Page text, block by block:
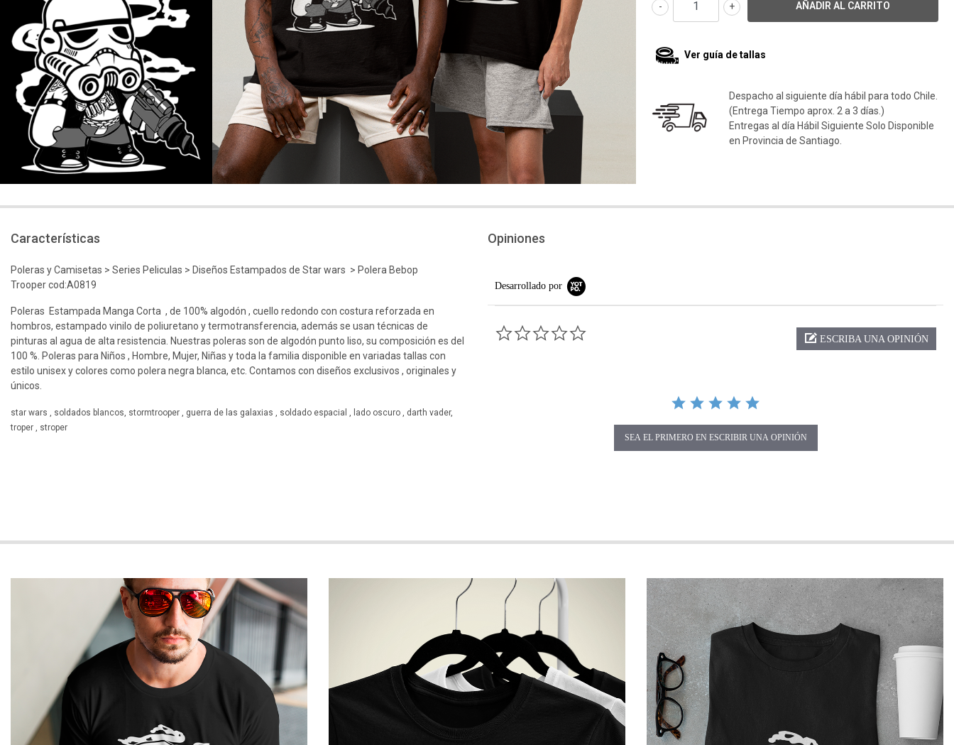
+
-
Ver guía de tallas
Despacho al siguiente día hábil para todo Chile.
(Entrega Tiempo aprox. 2 a 3 días.)
Entregas al día Hábil Siguiente Solo Disponible
en Provincia de Santiago.
Características
Poleras y Camisetas > Series Peliculas > Diseños Estampados de Star wars > Polera Bebop
Trooper cod:A0819
Poleras Estampada Manga Corta , de 100% algodón , cuello redondo con costura reforzada en
hombros, estampado vinilo de poliuretano y termotransferencia, además se usan técnicas de
pinturas al agua de alta resistencia. Nuestras poleras son de algodón punto liso, su composición es del
100 %. Poleras para Niños , Hombre, Mujer, Niñas y toda la familia disponible en variadas tallas con
estilo unisex y colores como polera negra blanca, etc. Contamos con diseños exclusivos , originales y
únicos.
star wars , soldados blancos, stormtrooper , guerra de las galaxias , soldado espacial , lado oscuro , darth vader,
troper , stroper
Opiniones
Desarrollado por
ESCRIBA UNA OPINIÓN
SEA EL PRIMERO EN ESCRIBIR UNA OPINIÓN